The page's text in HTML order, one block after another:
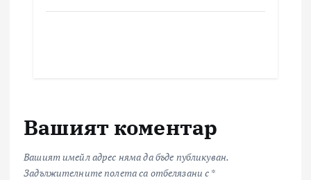
Вашият коментар
Вашият имейл адрес няма да бъде публикуван.
Задължителните полета са отбелязани с *